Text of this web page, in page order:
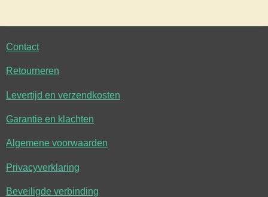
Contact
Retourneren
Levertijd en verzendkosten
Garantie en klachten
Algemene voorwaarden
Privacyverklaring
Beveiligde verbinding